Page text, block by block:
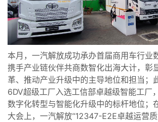
本月，一汽解放成功承办首届商用车行业
携手产业链伙伴共商数智化出海大计，彰
革、推动产业升级中的主导地位和担当；
6DV超级工厂入选工信部卓越级智能工厂
数字化转型与智能化升级中的标杆地位；
大会上，一汽解放“12347-E2E卓越运营